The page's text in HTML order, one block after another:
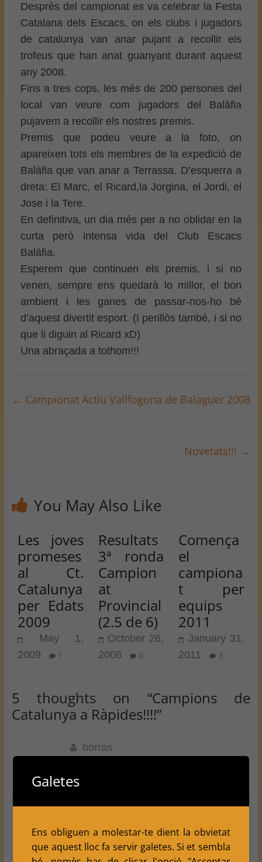
Desprès del campionat es va celebrar la Festa
Catalana dels Escacs, on els clubs i jugadors
de catalunya van anar pujant a recollir els
trofeus que han anat guanyant durant aquest
any 2008.
Fins a tres cops, les més de 200 persones del
local van veure com jugadors del Balàfia
pujavem a recollir els nostres premis.
Premis que podeu veure a la foto, on
apareixen tots els membres de la expedició de
Balàfia que van anar a Terrassa. D’esquerra a
dreta: El Marc, el Ricard,la Jorgina, el Jordi, el
Jose i la Tere.
En definitiva, un dia més per a no oblidar en la
curta però intensa vida del Club Escacs
Balàfia.
Esperem que continuen els premis, i si no
venen, sempre ens quedarà lo millor, el bon
ambient i les ganes de passar-nos-ho bé
d’aquest divertit esport. (I perillòs també, i si no
que li diguin al Ricard xD)
Una abraçada a tothom!!!
← Campionat Actiu Vallfogona de Balaguer 2008
Novetats!!! →
You May Also Like
Les joves
promeses
al Ct.
Catalunya
per Edats
2009
May 1,
2009
1
Resultats
3ª ronda
Campion
at
Provincial
(2.5 de 6)
October 26,
2008
0
Comença
el
campiona
t per
equips
2011
January 31,
2011
3
5 thoughts on “Campions de
Catalunya a Ràpides!!!!”
borras
ahhhhhhh
i disculpeu a ma mare si no sap escriure
“professional” correctament
Galetes
Ens obliguen a molestar-te dient la obvietat
que aquest lloc fa servir galetes. Si et sembla